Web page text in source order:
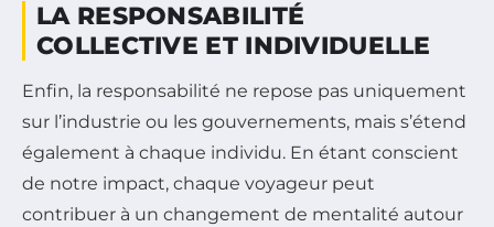
LA RESPONSABILITÉ
COLLECTIVE ET INDIVIDUELLE
Enfin, la responsabilité ne repose pas uniquement
sur l’industrie ou les gouvernements, mais s’étend
également à chaque individu. En étant conscient
de notre impact, chaque voyageur peut
contribuer à un changement de mentalité autour